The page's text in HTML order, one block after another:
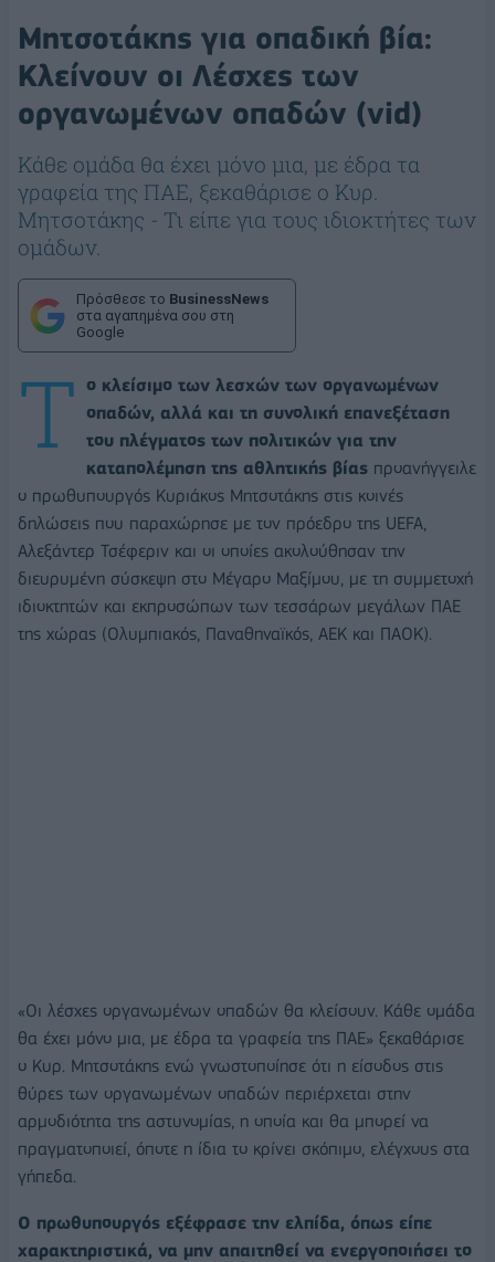
Μητσοτάκης για οπαδική βία:
Κλείνουν οι Λέσχες των
οργανωμένων οπαδών (vid)
Κάθε ομάδα θα έχει μόνο μια, με έδρα τα
γραφεία της ΠΑΕ, ξεκαθάρισε ο Κυρ.
Μητσοτάκης - Τι είπε για τους ιδιοκτήτες των
ομάδων.
Πρόσθεσε το BusinessNews
στα αγαπημένα σου στη
Google
Τ
ο κλείσιμο των λεσχών των οργανωμένων
οπαδών, αλλά και τη συνολική επανεξέταση
του πλέγματος των πολιτικών για την
καταπολέμηση της αθλητικής βίας προανήγγειλε
ο πρωθυπουργός Κυριάκος Μητσοτάκης στις κοινές
δηλώσεις που παραχώρησε με τον πρόεδρο της UEFA,
Αλεξάντερ Τσέφεριν και οι οποίες ακολούθησαν την
διευρυμένη σύσκεψη στο Μέγαρο Μαξίμου, με τη συμμετοχή
ιδιοκτητών και εκπροσώπων των τεσσάρων μεγάλων ΠΑΕ
της χώρας (Ολυμπιακός, Παναθηναϊκός, ΑΕΚ και ΠΑΟΚ).
«Οι λέσχες οργανωμένων οπαδών θα κλείσουν. Κάθε ομάδα
θα έχει μόνο μια, με έδρα τα γραφεία της ΠΑΕ» ξεκαθάρισε
ο Κυρ. Μητσοτάκης ενώ γνωστοποίησε ότι η είσοδος στις
θύρες των οργανωμένων οπαδών περιέρχεται στην
αρμοδιότητα της αστυνομίας, η οποία και θα μπορεί να
πραγματοποιεί, όποτε η ίδια το κρίνει σκόπιμο, ελέγχους στα
γήπεδα.
Ο πρωθυπουργός εξέφρασε την ελπίδα, όπως είπε
χαρακτηριστικά, να μην απαιτηθεί να ενεργοποιήσει το